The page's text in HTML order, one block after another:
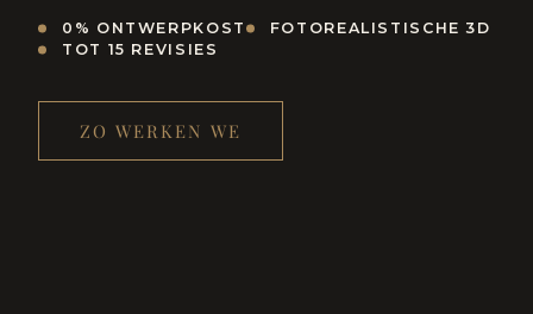
0% ONTWERPKOST
FOTOREALISTISCHE 3D
TOT 15 REVISIES
ZO WERKEN WE